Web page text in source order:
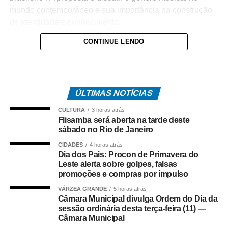
Programação
educativas. Pela primeira vez, a programação – que é
apresentações artísticas. A Flisamba promoveu, ao longo
de dois meses, quatro oficinas, feitas em modalidade
online, voltadas para formação continuada de lideranças,
agentes culturais, além de desenvolvedores de eventos,
campanhas e projetos culturais.
Na Casa Savana, o público terá acesso a feira de
empreendedorismo, com livros e artesanatos;
gastronomia; apresentações musicais; e debates.
Entre os palestrantes estão Milton Cunha, Marcos Salles,
CONTINUE LENDO
ÚLTIMAS NOTÍCIAS
CULTURA 3 horas atrás
Flisamba será aberta na tarde deste
sábado no Rio de Janeiro
CIDADES 4 horas atrás
Dia dos Pais: Procon de Primavera do
Leste alerta sobre golpes, falsas
promoções e compras por impulso
VÁRZEA GRANDE 5 horas atrás
Câmara Municipal divulga Ordem do Dia da
sessão ordinária desta terça-feira (11) —
Câmara Municipal